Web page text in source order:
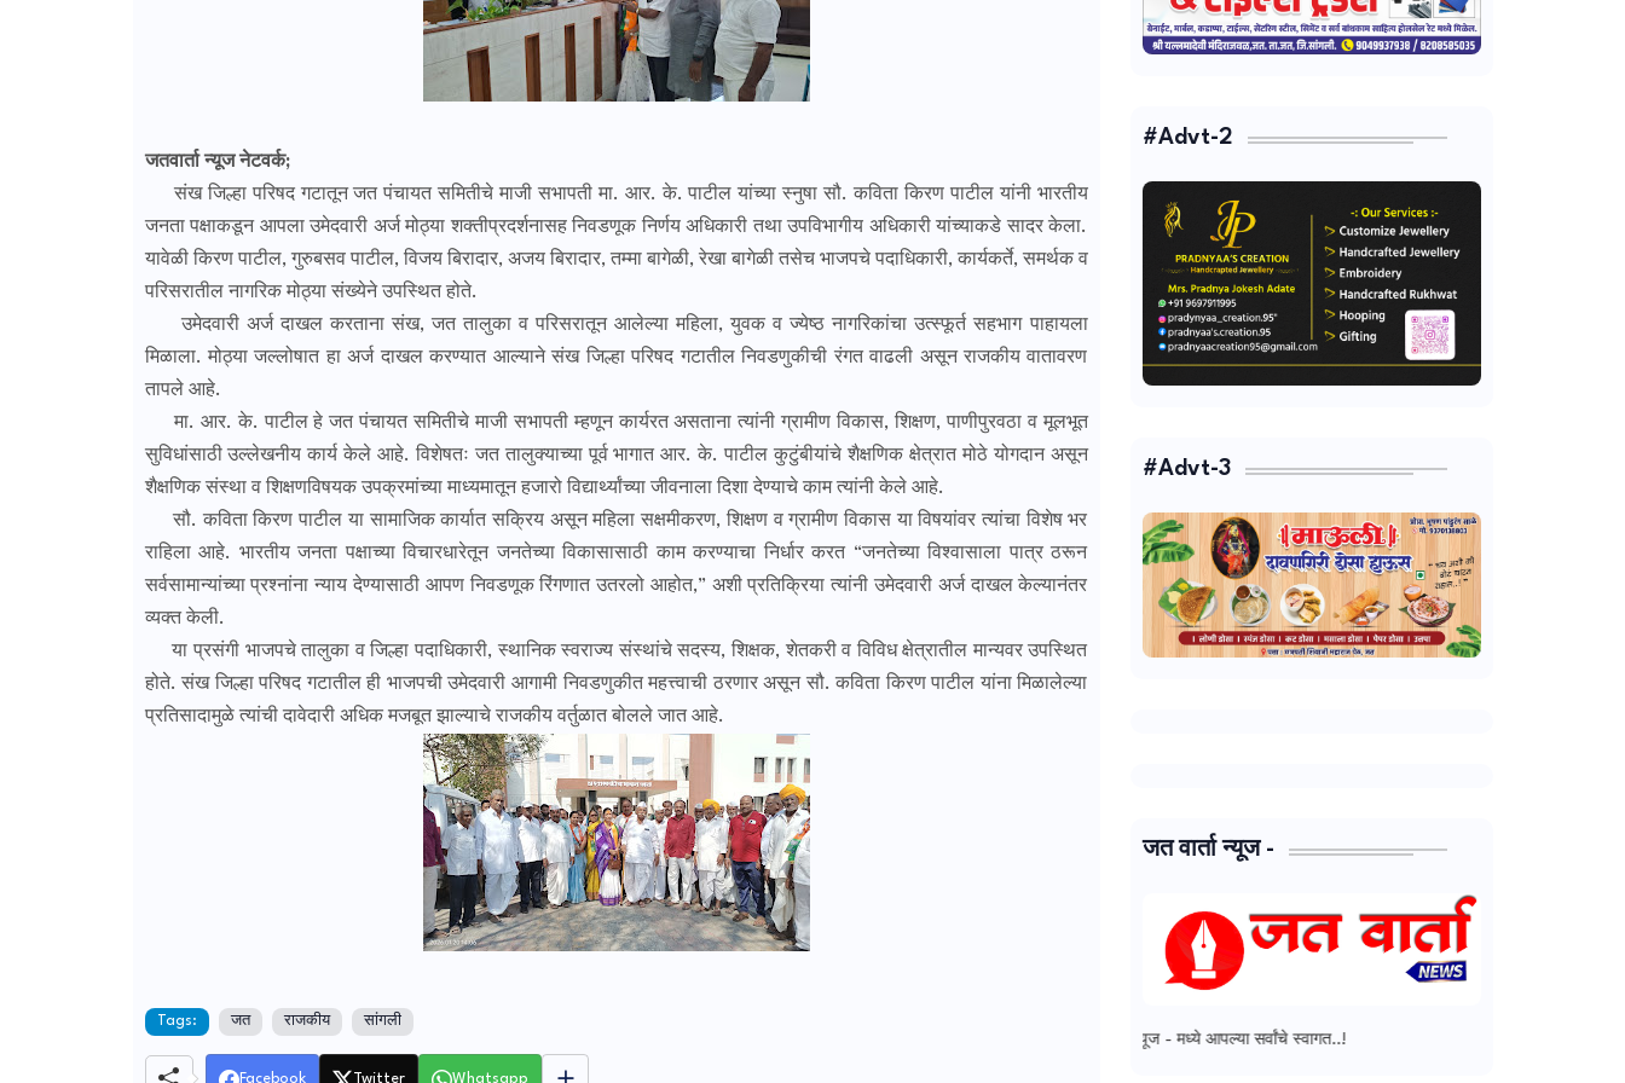
जतवार्ता न्यूज नेटवर्क;
संख जिल्हा परिषद गटातून जत पंचायत समितीचे माजी सभापती मा. आर. के. पाटील यांच्या स्नुषा सौ. कविता किरण पाटील यांनी भारतीय
जनता पक्षाकडून आपला उमेदवारी अर्ज मोठ्या शक्तीप्रदर्शनासह निवडणूक निर्णय अधिकारी तथा उपविभागीय अधिकारी यांच्याकडे सादर केला.
यावेळी किरण पाटील, गुरुबसव पाटील, विजय बिरादार, अजय बिरादार, तम्मा बागेळी, रेखा बागेळी तसेच भाजपचे पदाधिकारी, कार्यकर्ते, समर्थक व
परिसरातील नागरिक मोठ्या संख्येने उपस्थित होते.
उमेदवारी अर्ज दाखल करताना संख, जत तालुका व परिसरातून आलेल्या महिला, युवक व ज्येष्ठ नागरिकांचा उत्स्फूर्त सहभाग पाहायला
मिळाला. मोठ्या जल्लोषात हा अर्ज दाखल करण्यात आल्याने संख जिल्हा परिषद गटातील निवडणुकीची रंगत वाढली असून राजकीय वातावरण
तापले आहे.
मा. आर. के. पाटील हे जत पंचायत समितीचे माजी सभापती म्हणून कार्यरत असताना त्यांनी ग्रामीण विकास, शिक्षण, पाणीपुरवठा व मूलभूत
सुविधांसाठी उल्लेखनीय कार्य केले आहे. विशेषतः जत तालुक्याच्या पूर्व भागात आर. के. पाटील कुटुंबीयांचे शैक्षणिक क्षेत्रात मोठे योगदान असून
शैक्षणिक संस्था व शिक्षणविषयक उपक्रमांच्या माध्यमातून हजारो विद्यार्थ्यांच्या जीवनाला दिशा देण्याचे काम त्यांनी केले आहे.
सौ. कविता किरण पाटील या सामाजिक कार्यात सक्रिय असून महिला सक्षमीकरण, शिक्षण व ग्रामीण विकास या विषयांवर त्यांचा विशेष भर
राहिला आहे. भारतीय जनता पक्षाच्या विचारधारेतून जनतेच्या विकासासाठी काम करण्याचा निर्धार करत “जनतेच्या विश्वासाला पात्र ठरून
सर्वसामान्यांच्या प्रश्नांना न्याय देण्यासाठी आपण निवडणूक रिंगणात उतरलो आहोत,” अशी प्रतिक्रिया त्यांनी उमेदवारी अर्ज दाखल केल्यानंतर
व्यक्त केली.
या प्रसंगी भाजपचे तालुका व जिल्हा पदाधिकारी, स्थानिक स्वराज्य संस्थांचे सदस्य, शिक्षक, शेतकरी व विविध क्षेत्रातील मान्यवर उपस्थित
होते. संख जिल्हा परिषद गटातील ही भाजपची उमेदवारी आगामी निवडणुकीत महत्त्वाची ठरणार असून सौ. कविता किरण पाटील यांना मिळालेल्या
प्रतिसादामुळे त्यांची दावेदारी अधिक मजबूत झाल्याचे राजकीय वर्तुळात बोलले जात आहे.
Tags: जत राजकीय सांगली
Facebook Twitter Whatsapp
#Advt-2
#Advt-3
जत वार्ता न्यूज -
जत वार्ता न्यूज - मध्ये आपल्या सर्वांचे स्वागत..!